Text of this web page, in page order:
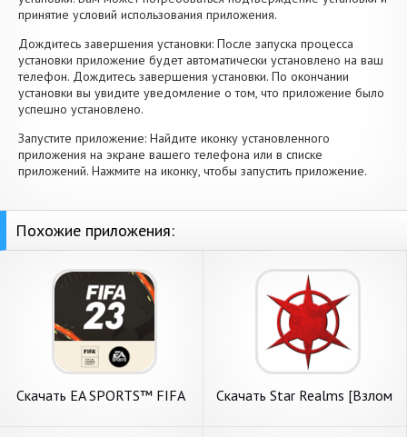
принятие условий использования приложения.
Дождитесь завершения установки: После запуска процесса
установки приложение будет автоматически установлено на ваш
телефон. Дождитесь завершения установки. По окончании
установки вы увидите уведомление о том, что приложение было
успешно установлено.
Запустите приложение: Найдите иконку установленного
приложения на экране вашего телефона или в списке
приложений. Нажмите на иконку, чтобы запустить приложение.
Похожие приложения:
Скачать EA SPORTS™ FIFA
Скачать Star Realms [Взлом